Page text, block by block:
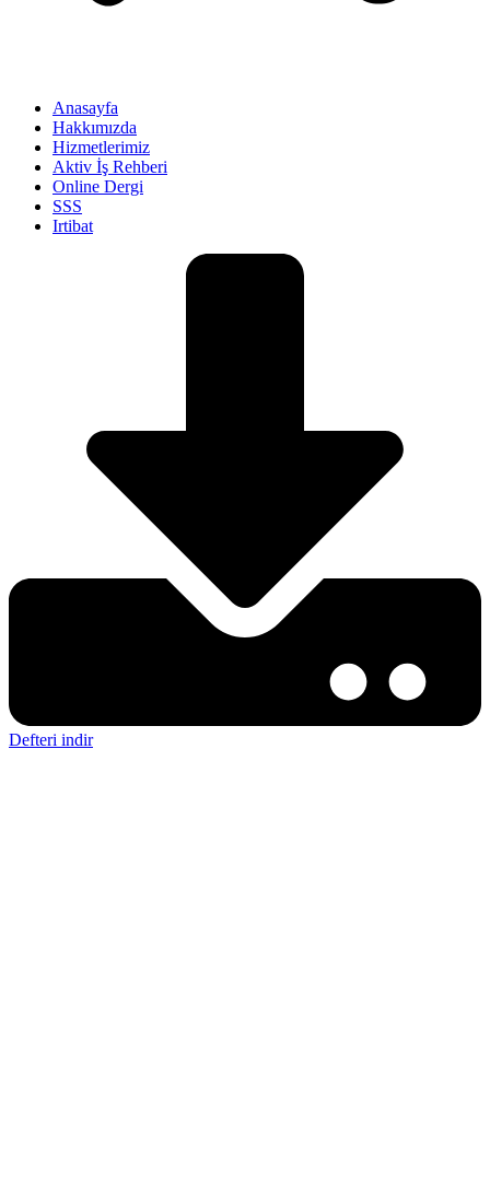
Anasayfa
Hakkımızda
Hizmetlerimiz
Aktiv İş Rehberi
Online Dergi
SSS
Irtibat
Defteri indir